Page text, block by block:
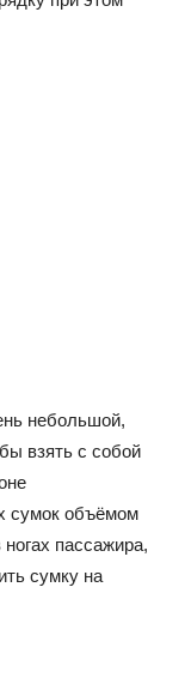
небольшой,
взять с собой
сумок объёмом
пассажира,
сумку на